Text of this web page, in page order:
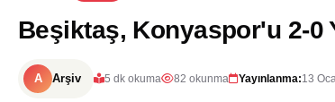
Beşiktaş, Konyaspor'u 2-0
A Arşiv 5 dk okuma 82 okunma Yayınlanma:13